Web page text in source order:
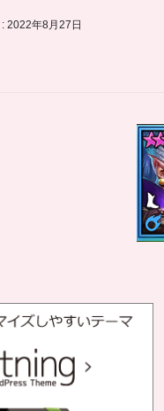
2022年8月27日